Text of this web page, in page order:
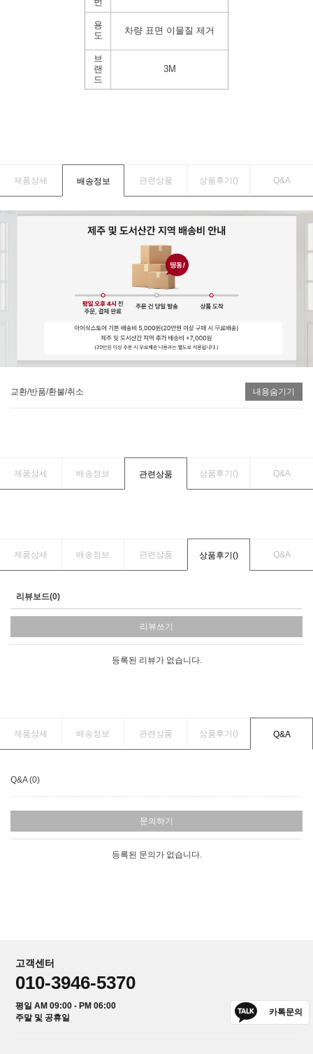
번
용
도
차량 표면 이물질 제거
브
랜
드
3M
제품상세 배송정보 관련상품 상품후기() Q&A
교환/반품/환불/취소 내용숨기기
제품상세 배송정보 관련상품 상품후기() Q&A
제품상세 배송정보 관련상품 상품후기() Q&A
리뷰보드(0)
리뷰쓰기
등록된 리뷰가 없습니다.
제품상세 배송정보 관련상품 상품후기() Q&A
Q&A (0)
문의하기
등록된 문의가 없습니다.
고객센터
010-3946-5370
평일 AM 09:00 - PM 06:00
주말 및 공휴일
카톡문의